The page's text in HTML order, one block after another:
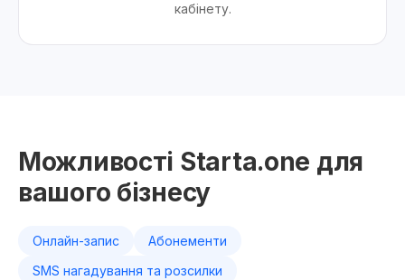
кабінету.
Можливості Starta.one для
вашого бізнесу
Онлайн-запис
Абонементи
SMS нагадування та розсилки